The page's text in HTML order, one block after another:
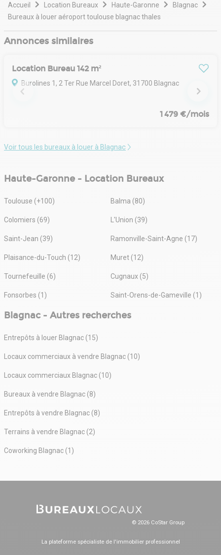
Accueil Location Bureaux Haute-Garonne
Blagnac
Bureaux à louer aéroport toulouse blagnac thales
Annonces similaires
Location Bureau 142 m²
Burolines 1, 2 Ter Rue Marcel Doret, 31700 Blagnac
1 479 €/mois
Voir tous les bureaux à louer à Blagnac
Haute-Garonne - Location Bureaux
Toulouse (+100) Balma (80)
Colomiers (69) L'Union (39)
Saint-Jean (39) Ramonville-Saint-Agne (17)
Plaisance-du-Touch (12) Muret (12)
Tournefeuille (6) Cugnaux (5)
Fonsorbes (1) Saint-Orens-de-Gameville (1)
Blagnac - Autres recherches
Entrepôts à louer Blagnac (15)
Locaux commerciaux à vendre Blagnac (10)
Locaux commerciaux Blagnac (10)
Bureaux à vendre Blagnac (8)
Entrepôts à vendre Blagnac (8)
Terrains à vendre Blagnac (2)
Coworking Blagnac (1)
© 2026 CoStar Group
La plateforme spécialiste de l'immobilier professionnel